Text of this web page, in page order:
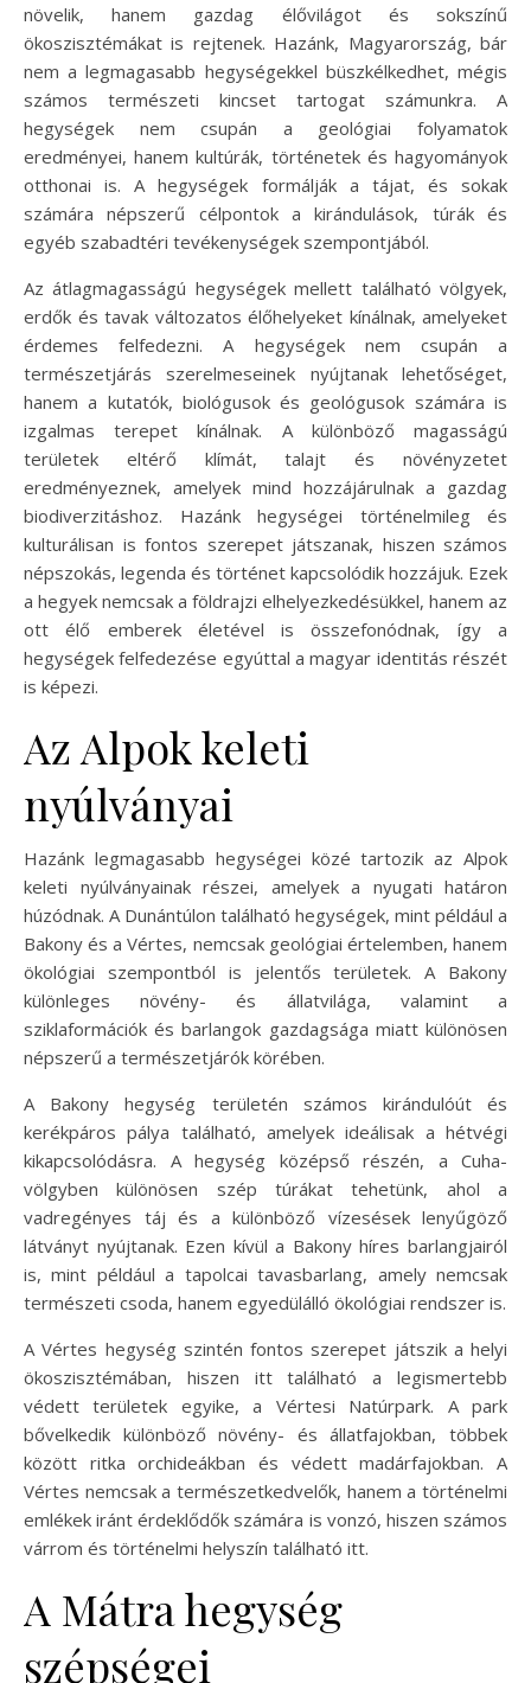
növelik, hanem gazdag élővilágot és sokszínű
ökoszisztémákat is rejtenek. Hazánk, Magyarország, bár
nem a legmagasabb hegységekkel büszkélkedhet, mégis
számos természeti kincset tartogat számunkra. A
hegységek nem csupán a geológiai folyamatok
eredményei, hanem kultúrák, történetek és hagyományok
otthonai is. A hegységek formálják a tájat, és sokak
számára népszerű célpontok a kirándulások, túrák és
egyéb szabadtéri tevékenységek szempontjából.
Az átlagmagasságú hegységek mellett található völgyek,
erdők és tavak változatos élőhelyeket kínálnak, amelyeket
érdemes felfedezni. A hegységek nem csupán a
természetjárás szerelmeseinek nyújtanak lehetőséget,
hanem a kutatók, biológusok és geológusok számára is
izgalmas terepet kínálnak. A különböző magasságú
területek eltérő klímát, talajt és növényzetet
eredményeznek, amelyek mind hozzájárulnak a gazdag
biodiverzitáshoz. Hazánk hegységei történelmileg és
kulturálisan is fontos szerepet játszanak, hiszen számos
népszokás, legenda és történet kapcsolódik hozzájuk. Ezek
a hegyek nemcsak a földrajzi elhelyezkedésükkel, hanem az
ott élő emberek életével is összefonódnak, így a
hegységek felfedezése egyúttal a magyar identitás részét
is képezi.
Az Alpok keleti
nyúlványai
Hazánk legmagasabb hegységei közé tartozik az Alpok
keleti nyúlványainak részei, amelyek a nyugati határon
húzódnak. A Dunántúlon található hegységek, mint például a
Bakony és a Vértes, nemcsak geológiai értelemben, hanem
ökológiai szempontból is jelentős területek. A Bakony
különleges növény- és állatvilága, valamint a
sziklaformációk és barlangok gazdagsága miatt különösen
népszerű a természetjárók körében.
A Bakony hegység területén számos kirándulóút és
kerékpáros pálya található, amelyek ideálisak a hétvégi
kikapcsolódásra. A hegység középső részén, a Cuha-
völgyben különösen szép túrákat tehetünk, ahol a
vadregényes táj és a különböző vízesések lenyűgöző
látványt nyújtanak. Ezen kívül a Bakony híres barlangjairól
is, mint például a tapolcai tavasbarlang, amely nemcsak
természeti csoda, hanem egyedülálló ökológiai rendszer is.
A Vértes hegység szintén fontos szerepet játszik a helyi
ökoszisztémában, hiszen itt található a legismertebb
védett területek egyike, a Vértesi Natúrpark. A park
bővelkedik különböző növény- és állatfajokban, többek
között ritka orchideákban és védett madárfajokban. A
Vértes nemcsak a természetkedvelők, hanem a történelmi
emlékek iránt érdeklődők számára is vonzó, hiszen számos
várrom és történelmi helyszín található itt.
A Mátra hegység
szépségei